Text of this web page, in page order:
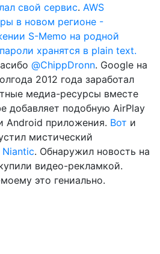
свой сервис. AWS
в новом регионе -
S-Memo на родной
хранятся в plain text.
@ChippDronn. Google на
2012 года заработал
медиа-ресурсы вместе
добавляет подобную AirPlay
Android приложения. Вот и
мистический
Niantic. Обнаружил новость на
видео-рекламкой.
это гениально.